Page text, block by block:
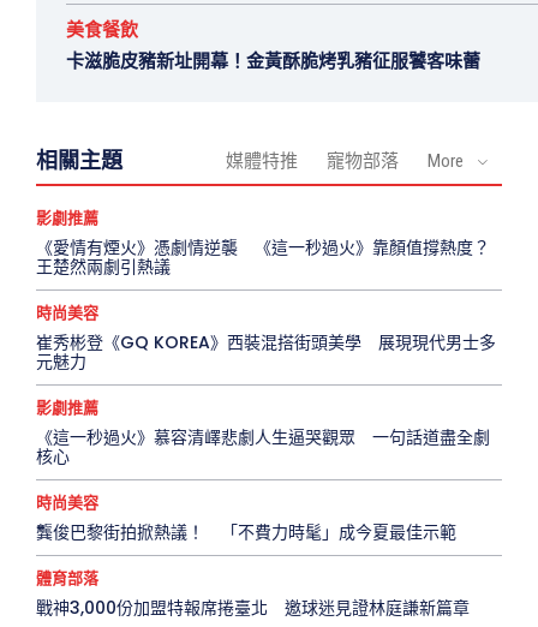
美食餐飲
卡滋脆皮豬新址開幕！金黃酥脆烤乳豬征服饕客味蕾
相關主題 媒體特推 寵物部落 More
影劇推薦
《愛情有煙火》憑劇情逆襲 《這一秒過火》靠顏值撐熱度？
王楚然兩劇引熱議
時尚美容
崔秀彬登《GQ KOREA》西裝混搭街頭美學 展現現代男士多
元魅力
影劇推薦
《這一秒過火》慕容清嶧悲劇人生逼哭觀眾 一句話道盡全劇
核心
時尚美容
龔俊巴黎街拍掀熱議！ 「不費力時髦」成今夏最佳示範
體育部落
戰神3,000份加盟特報席捲臺北 邀球迷見證林庭謙新篇章